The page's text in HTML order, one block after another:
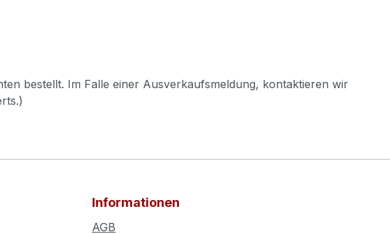
bestellt. Im Falle einer Ausverkaufsmeldung, kontaktieren wir
Informationen
AGB